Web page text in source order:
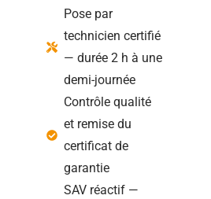
Pose par
technicien certifié
— durée 2 h à une
demi-journée
Contrôle qualité
et remise du
certificat de
garantie
SAV réactif —